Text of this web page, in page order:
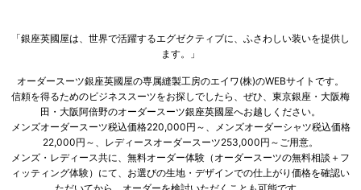
「銀座英國屋は、世界で活躍するエグゼクティブに、ふさわしい装いを提供し
ます。」
オーダースーツ銀座英國屋の専属縫製工房のエイワ(株)のWEBサイトです。
信頼を得るためのビジネススーツをお探しでしたら、ぜひ、東京銀座・大阪梅
田・大阪阿倍野のオーダースーツ銀座英國屋へお越しください。
メンズオーダースーツ税込価格220,000円～、メンズオーダーシャツ税込価格
22,000円～、レディースオーダースーツ253,000円～ご用意。
メンズ・レディース共に、無料オーダー体験（オーダースーツの無料相談＋フ
ィッティング体験）にて、お選びの生地・デザインでの仕上がり価格を確認い